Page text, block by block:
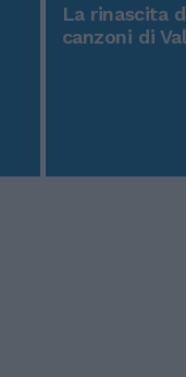
La rinascita
canzoni di